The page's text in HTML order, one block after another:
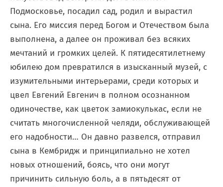
Подмосковье, посадил сад, родил и вырастил
сына. Его миссия перед Богом и Отечеством была
выполнена, а далее он проживал без всяких
мечтаний и громких целей. К пятидесятилетнему
юбилею дом превратился в изысканный музей, с
изумительными интерьерами, среди которых и
цвел Евгений Евгенич в полном осознанном
одиночестве, как цветок замиокулькас, если не
считать многочисленной челяди, обслуживающей
его надобности… Он давно развелся, отправил
сына в Кембридж и принципиально не хотел
новых отношений, боясь, что они могут
причинить сильную боль, а в пятьдесят от